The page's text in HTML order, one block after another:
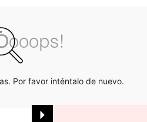
Por favor inténtalo de nuevo.